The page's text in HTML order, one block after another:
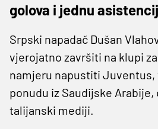
golova i jednu
Srpski napadač Dušan
vjerojatno završiti na klupi
namjeru napustiti Juventus,
ponudu iz Saudijske
talijanski mediji.